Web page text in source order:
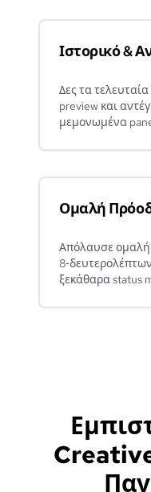
Ιστορικό &
Δες τα
preview και
μεμονωμένα
Ομαλή
Απόλαυσε
ξεκάθαρα status